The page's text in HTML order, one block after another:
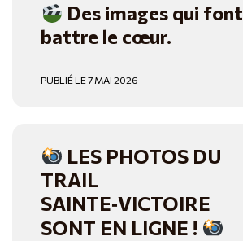
Des images qui font
battre le cœur.
PUBLIÉ LE 7 MAI 2026
LES PHOTOS DU
TRAIL
SAINTE‑VICTOIRE
SONT EN LIGNE !